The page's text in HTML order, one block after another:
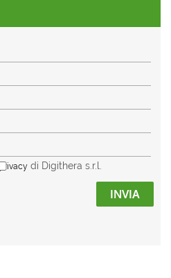
privacy di Digithera s.r.l.
INVIA